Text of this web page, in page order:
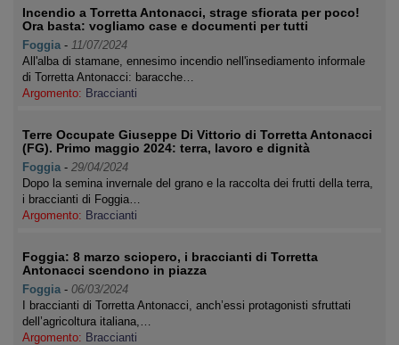
Incendio a Torretta Antonacci, strage sfiorata per poco!
Ora basta: vogliamo case e documenti per tutti
Foggia - 11/07/2024
All'alba di stamane, ennesimo incendio nell'insediamento informale
di Torretta Antonacci: baracche…
Argomento: Braccianti
Terre Occupate Giuseppe Di Vittorio di Torretta Antonacci
(FG). Primo maggio 2024: terra, lavoro e dignità
Foggia - 29/04/2024
Dopo la semina invernale del grano e la raccolta dei frutti della terra,
i braccianti di Foggia…
Argomento: Braccianti
Foggia: 8 marzo sciopero, i braccianti di Torretta
Antonacci scendono in piazza
Foggia - 06/03/2024
I braccianti di Torretta Antonacci, anch’essi protagonisti sfruttati
dell’agricoltura italiana,…
Argomento: Braccianti